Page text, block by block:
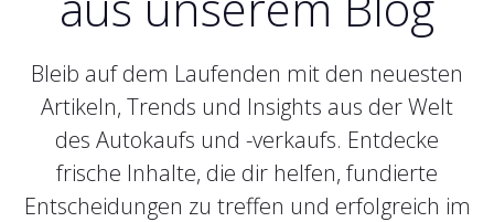
Bleib auf dem Laufenden mit den neuesten
Artikeln, Trends und Insights aus der Welt
des Autokaufs und -verkaufs. Entdecke
frische Inhalte, die dir helfen, fundierte
Entscheidungen zu treffen und erfolgreich im